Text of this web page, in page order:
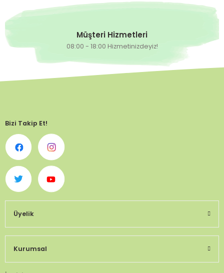
Müşteri Hizmetleri
08:00 - 18:00 Hizmetinizdeyiz!
Bizi Takip Et!
Üyelik
Kurumsal